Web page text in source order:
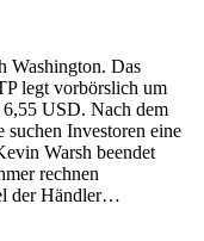
Washington. Das
legt vorbörslich um
USD. Nach dem
Investoren eine
Warsh beendet
rechnen
der Händler…